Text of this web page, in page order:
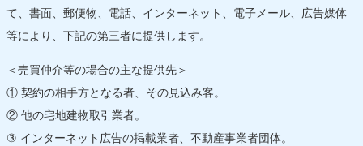
て、書面、郵便物、電話、インターネット、電子メール、広告媒体
等により、下記の第三者に提供します。
＜売買仲介等の場合の主な提供先＞
① 契約の相手方となる者、その見込み客。
② 他の宅地建物取引業者。
③ インターネット広告の掲載業者、不動産事業者団体。